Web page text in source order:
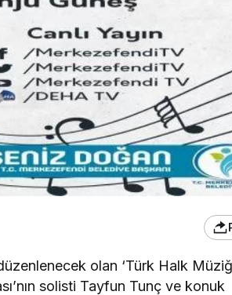
olan ‘Türk Halk
solisti Tayfun Tunç ve konuk